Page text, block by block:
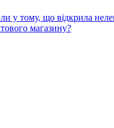
у тому, що відкрила
магазину?